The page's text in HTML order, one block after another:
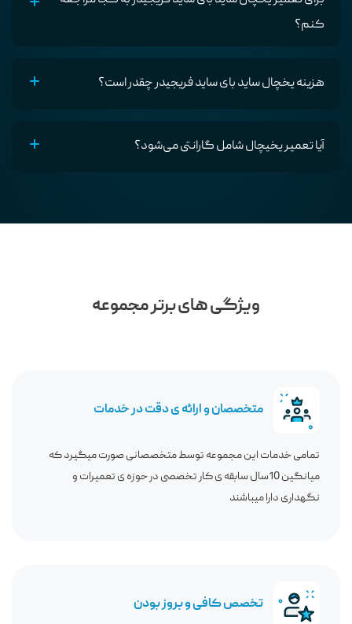
کنم؟
هزینه یخچال ساید بای ساید فریجیدر چقدر است؟
آیا تعمیر یخیچال شامل گارانتی می‌شود؟
ویژگی های برتر مجموعه
متخصصان و ارائه ی دقت در خدمات
تمامی خدمات این مجموعه توسط متخصصانی صورت میگیرد که
میانگین 10سال سابقه ی کار تخصصی در حوزه ی تعمیرات و
نگهداری دارا میباشند
تخصص کافی و بروز بودن